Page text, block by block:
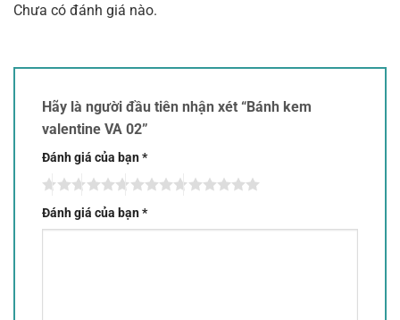
Chưa có đánh giá nào.
Hãy là người đầu tiên nhận xét “Bánh kem
valentine VA 02”
Đánh giá của bạn*
Đánh giá của bạn*